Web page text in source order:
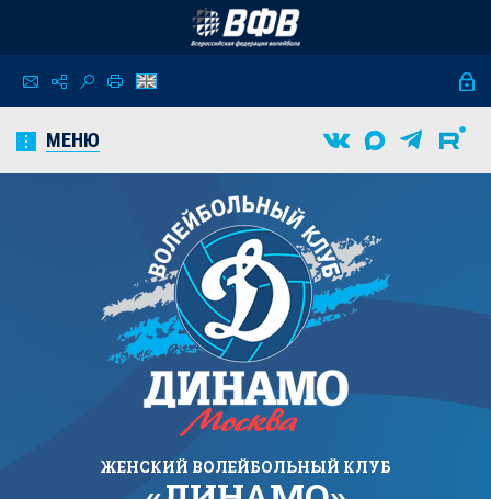
МЕНЮ
ЖЕНСКИЙ ВОЛЕЙБОЛЬНЫЙ КЛУБ